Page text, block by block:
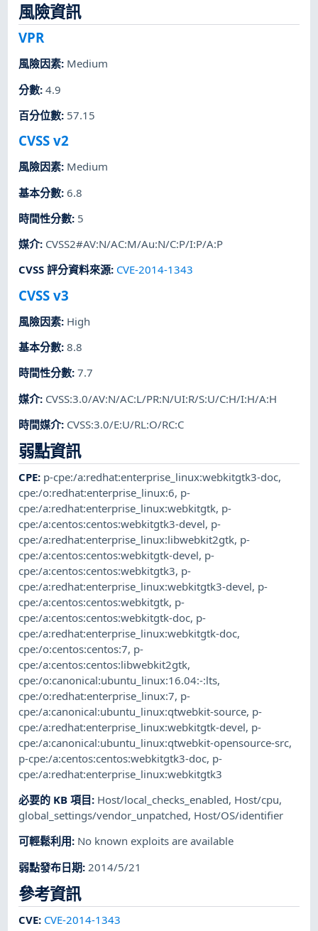
風險資訊
VPR
風險因素: Medium
分數:4.9
百分位數: 57.15
CVSS v2
風險因素: Medium
基本分數:6.8
時間性分數: 5
媒介: CVSS2#AV:N/AC:M/Au:N/C:P/I:P/A:P
CVSS 評分資料來源: CVE-2014-1343
CVSS v3
風險因素: High
基本分數:8.8
時間性分數:7.7
媒介: CVSS:3.0/AV:N/AC:L/PR:N/UI:R/S:U/C:H/I:H/A:H
時間媒介: CVSS:3.0/E:U/RL:O/RC:C
弱點資訊
CPE: p-cpe:/a:redhat:enterprise_linux:webkitgtk3-doc,
cpe:/o:redhat:enterprise_linux:6, p-
cpe:/a:redhat:enterprise_linux:webkitgtk, p-
cpe:/a:centos:centos:webkitgtk3-devel, p-
cpe:/a:redhat:enterprise_linux:libwebkit2gtk, p-
cpe:/a:centos:centos:webkitgtk-devel, p-
cpe:/a:centos:centos:webkitgtk3, p-
cpe:/a:redhat:enterprise_linux:webkitgtk3-devel, p-
cpe:/a:centos:centos:webkitgtk, p-
cpe:/a:centos:centos:webkitgtk-doc, p-
cpe:/a:redhat:enterprise_linux:webkitgtk-doc,
cpe:/o:centos:centos:7, p-
cpe:/a:centos:centos:libwebkit2gtk,
cpe:/o:canonical:ubuntu_linux:16.04:-:lts,
cpe:/o:redhat:enterprise_linux:7, p-
cpe:/a:canonical:ubuntu_linux:qtwebkit-source, p-
cpe:/a:redhat:enterprise_linux:webkitgtk-devel, p-
cpe:/a:canonical:ubuntu_linux:qtwebkit-opensource-src,
p-cpe:/a:centos:centos:webkitgtk3-doc, p-
cpe:/a:redhat:enterprise_linux:webkitgtk3
必要的 KB 項目: Host/local_checks_enabled, Host/cpu,
global_settings/vendor_unpatched, Host/OS/identifier
可輕鬆利用: No known exploits are available
弱點發布日期: 2014/5/21
參考資訊
CVE: CVE-2014-1343